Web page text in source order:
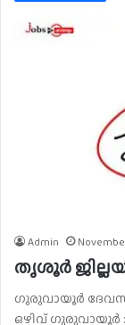
Admin
തൃശൂർ
ഗുരുവായൂർ
ഒഴിവ് ഗുരുവായൂർ :